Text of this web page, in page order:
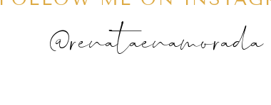
@renataenamorada